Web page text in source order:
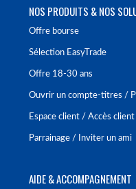
NOS PRODUITS & NOS
Offre bourse
Sélection EasyTrade
Offre 18-30 ans
Ouvrir un compte-titres /
Espace client / Accès client
Parrainage / Inviter un ami
AIDE & ACCOMPAGNEMENT